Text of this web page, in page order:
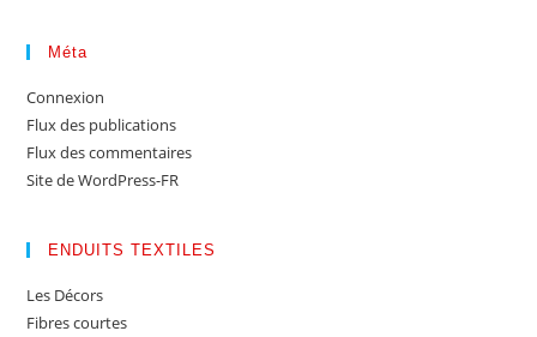
Méta
Connexion
Flux des publications
Flux des commentaires
Site de WordPress-FR
ENDUITS TEXTILES
Les Décors
Fibres courtes